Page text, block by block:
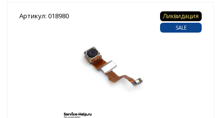
Артикул: 018980 Ликвидация
SALE